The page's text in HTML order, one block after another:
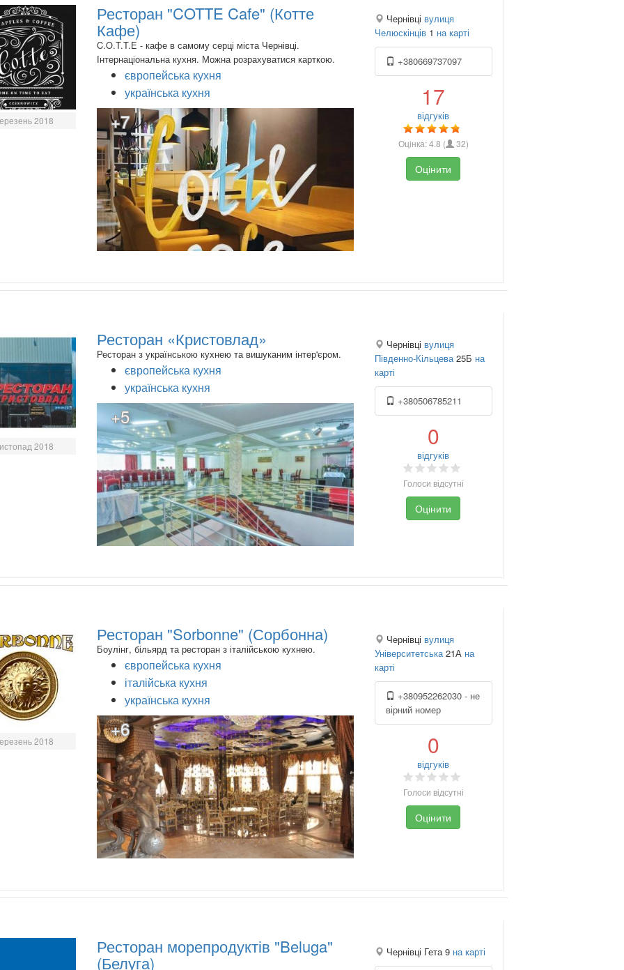
2018
Ресторан "COTTE Cafe" (Котте
Кафе)
C.O.T.T.E - кафе в самому серці міста Чернівці.
Інтернаціональна кухня. Можна розрахуватися карткою.
європейська кухня
українська кухня
+7
Чернівці вулиця
Челюскінців1 на карті
+380669737097
17
відгуків
Оцінка:4.8 ( 32)
Оцінити
2018
Ресторан «Кристовлад»
Ресторан з українською кухнею та вишуканим інтер'єром.
європейська кухня
українська кухня
+5
Чернівці вулиця
Південно-Кільцева25Б на
карті
+380506785211
0
відгуків
Голоси відсутні
Оцінити
2018
Ресторан "Sorbonne" (Сорбонна)
Боулінг, більярд та ресторан з італійською кухнею.
європейська кухня
італійська кухня
українська кухня
+6
Чернівці вулиця
Університетська21А на
карті
+380952262030 - не
вірний номер
0
відгуків
Голоси відсутні
Оцінити
Ресторан морепродуктів "Beluga"
(Белуга)
Чернівці Гета 9 на карті